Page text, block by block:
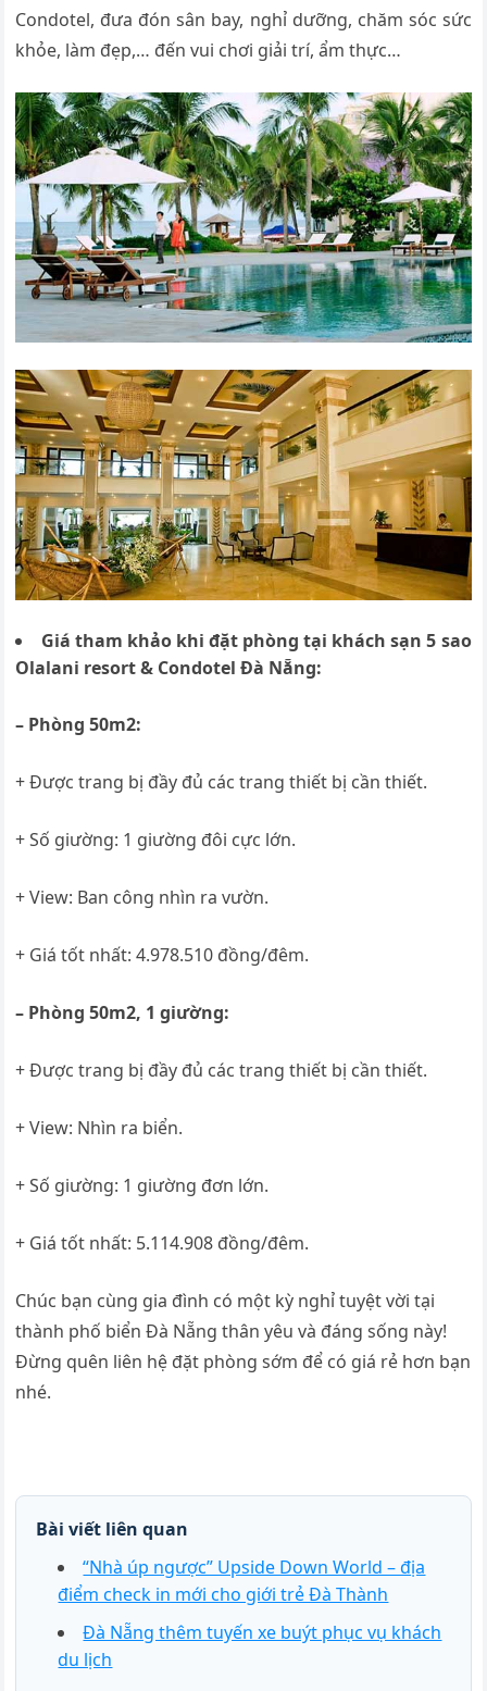
Condotel, đưa đón sân bay, nghỉ dưỡng, chăm sóc sức
khỏe, làm đẹp,… đến vui chơi giải trí, ẩm thực…
Giá tham khảo khi đặt phòng tại khách sạn 5 sao
Olalani resort & Condotel Đà Nẵng:
– Phòng 50m2:
+ Được trang bị đầy đủ các trang thiết bị cần thiết.
+ Số giường: 1 giường đôi cực lớn.
+ View: Ban công nhìn ra vườn.
+ Giá tốt nhất: 4.978.510 đồng/đêm.
– Phòng 50m2, 1 giường:
+ Được trang bị đầy đủ các trang thiết bị cần thiết.
+ View: Nhìn ra biển.
+ Số giường: 1 giường đơn lớn.
+ Giá tốt nhất: 5.114.908 đồng/đêm.
Chúc bạn cùng gia đình có một kỳ nghỉ tuyệt vời tại
thành phố biển Đà Nẵng thân yêu và đáng sống này!
Đừng quên liên hệ đặt phòng sớm để có giá rẻ hơn bạn
nhé.
Bài viết liên quan
“Nhà úp ngược” Upside Down World – địa
điểm check in mới cho giới trẻ Đà Thành
Đà Nẵng thêm tuyến xe buýt phục vụ khách
du lịch